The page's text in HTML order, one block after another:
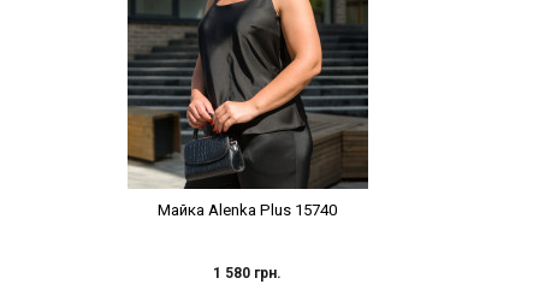
Майка Alenka Plus 15740
1 580 грн.